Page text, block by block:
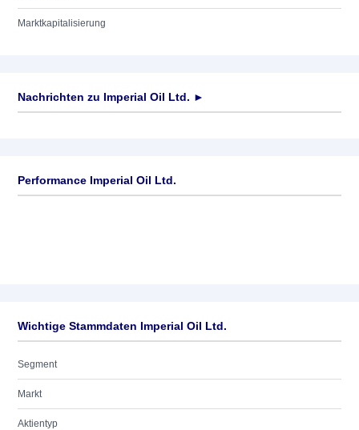
Marktkapitalisierung
Nachrichten zu Imperial Oil Ltd. ►
Performance Imperial Oil Ltd.
Wichtige Stammdaten Imperial Oil Ltd.
Segment
Markt
Aktientyp